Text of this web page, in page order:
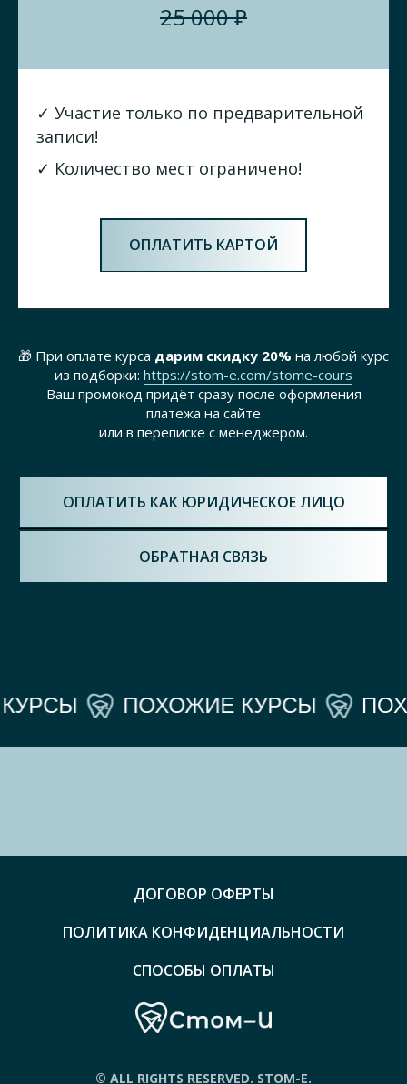
25 000 ₽
✓ Участие только по предварительной
записи!
✓ Количество мест ограничено!
ОПЛАТИТЬ КАРТОЙ
🎁 При оплате курса дарим скидку 20% на любой курс
из подборки: https://stom-e.com/stome-cours
Ваш промокод придёт сразу после оформления
платежа на сайте
или в переписке с менеджером.
ОПЛАТИТЬ КАК ЮРИДИЧЕСКОЕ ЛИЦО
ОБРАТНАЯ СВЯЗЬ
ПОХОЖИЕ КУРСЫ
ДОГОВОР ОФЕРТЫ
ПОЛИТИКА КОНФИДЕНЦИАЛЬНОСТИ
СПОСОБЫ ОПЛАТЫ
© ALL RIGHTS RESERVED. STOM-E.